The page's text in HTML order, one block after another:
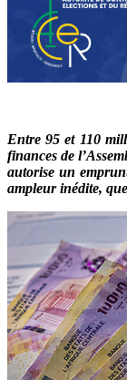
Entre 95 et 110
finances de
autorise un
ampleur inédite,